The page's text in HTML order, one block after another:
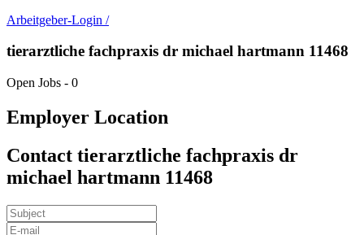
Arbeitgeber-Login /
tierarztliche fachpraxis dr michael hartmann 11468
Open Jobs - 0
Employer Location
Contact tierarztliche fachpraxis dr
michael hartmann 11468